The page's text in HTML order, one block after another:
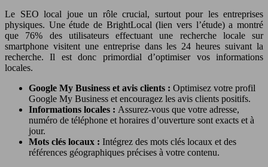
Le SEO local joue un rôle crucial, surtout pour les entreprises
physiques. Une étude de BrightLocal (lien vers l’étude) a montré
que 76% des utilisateurs effectuant une recherche locale sur
smartphone visitent une entreprise dans les 24 heures suivant la
recherche. Il est donc primordial d’optimiser vos informations
locales.
Google My Business et avis clients : Optimisez votre profil
Google My Business et encouragez les avis clients positifs.
Informations locales : Assurez-vous que votre adresse,
numéro de téléphone et horaires d’ouverture sont exacts et à
jour.
Mots clés locaux : Intégrez des mots clés locaux et des
références géographiques précises à votre contenu.